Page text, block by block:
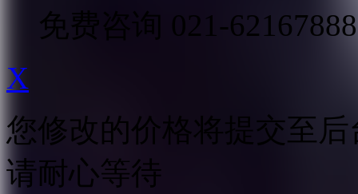
免费咨询 021-62167888
X
您修改的价格将提交至
请耐心等待